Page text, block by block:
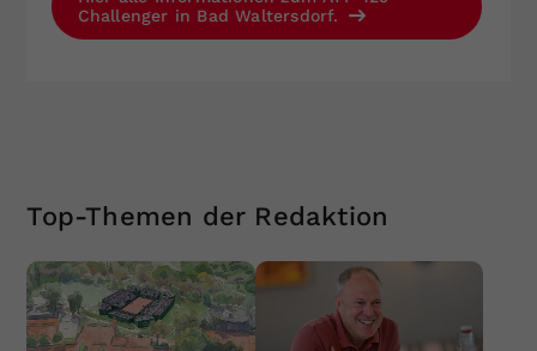
Challenger in Bad Waltersdorf.
Top-Themen der Redaktion